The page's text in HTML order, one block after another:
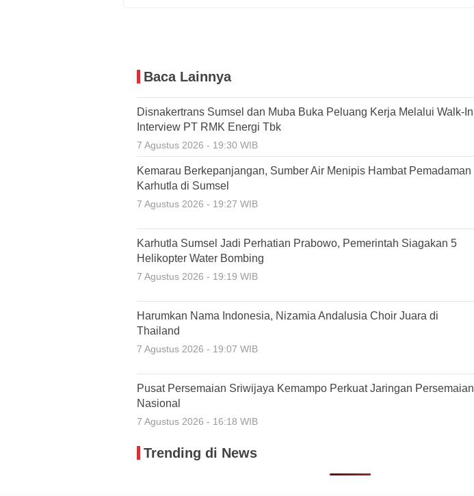
Baca Lainnya
Disnakertrans Sumsel dan Muba Buka Peluang Kerja Melalui Walk-In
Interview PT RMK Energi Tbk
7 Agustus 2026 - 19:30 WIB
Kemarau Berkepanjangan, Sumber Air Menipis Hambat Pemadaman
Karhutla di Sumsel
7 Agustus 2026 - 19:27 WIB
Karhutla Sumsel Jadi Perhatian Prabowo, Pemerintah Siagakan 5
Helikopter Water Bombing
7 Agustus 2026 - 19:19 WIB
Harumkan Nama Indonesia, Nizamia Andalusia Choir Juara di
Thailand
7 Agustus 2026 - 19:07 WIB
Pusat Persemaian Sriwijaya Kemampo Perkuat Jaringan Persemaian
Nasional
7 Agustus 2026 - 16:18 WIB
Trending di News